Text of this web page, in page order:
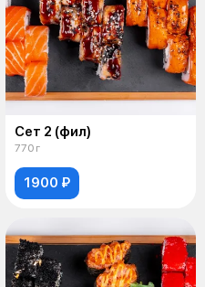
Сет 2 (фил)
770 г
1900 ₽